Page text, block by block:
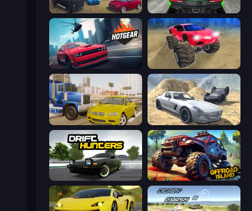
Derby Crash 4 Speed Racing Pro 2
Hotgear
Crazy Car Stunts Derby Crash 2
Drift Hunters Offroad Island